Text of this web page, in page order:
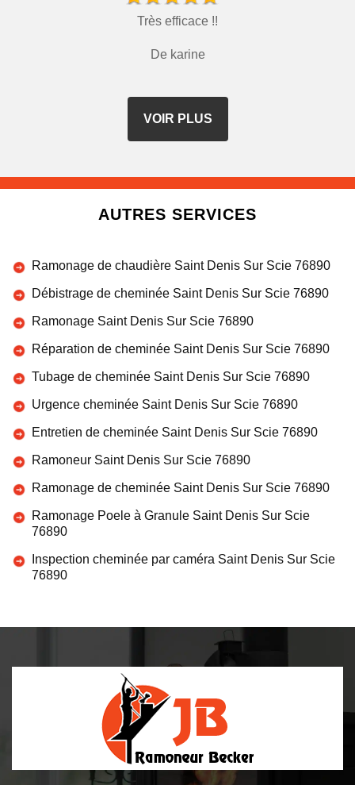
Très efficace !!
De karine
VOIR PLUS
AUTRES SERVICES
Ramonage de chaudière Saint Denis Sur Scie 76890
Débistrage de cheminée Saint Denis Sur Scie 76890
Ramonage Saint Denis Sur Scie 76890
Réparation de cheminée Saint Denis Sur Scie 76890
Tubage de cheminée Saint Denis Sur Scie 76890
Urgence cheminée Saint Denis Sur Scie 76890
Entretien de cheminée Saint Denis Sur Scie 76890
Ramoneur Saint Denis Sur Scie 76890
Ramonage de cheminée Saint Denis Sur Scie 76890
Ramonage Poele à Granule Saint Denis Sur Scie
76890
Inspection cheminée par caméra Saint Denis Sur Scie
76890